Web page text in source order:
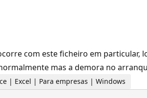
com este ficheiro em particular,
mas a demora no
| Excel | Para empresas | Windows